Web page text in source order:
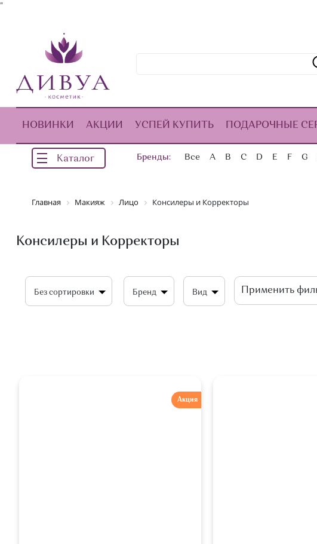
"
НОВИНКИ АКЦИИ УСПЕЙ КУПИТЬ ПОДАРОЧНЫЕ
Каталог Бренды: Все A B C D E F G
Главная Макияж Лицо Консилеры и Корректоры
Консилеры и Корректоры
Без сортировки Бренд Вид
Акция